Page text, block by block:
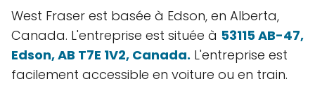
West Fraser est basée à Edson, en Alberta,
Canada. L'entreprise est située à 53115 AB-47,
Edson, AB T7E 1V2, Canada. L'entreprise est
facilement accessible en voiture ou en train.